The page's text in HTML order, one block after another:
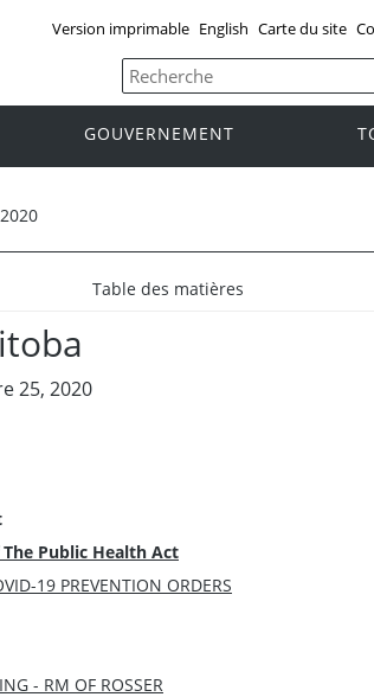
Version imprimable English Carte du site
GOUVERNEMENT
Table des matières
25, 2020
Public Health Act
19 PREVENTION ORDERS
- RM OF ROSSER